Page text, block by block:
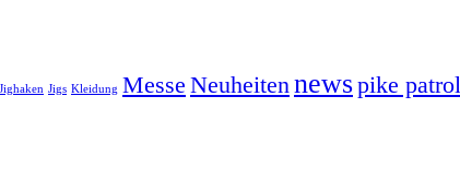
Jighaken Jigs Kleidung Messe Neuheiten newspike patrol